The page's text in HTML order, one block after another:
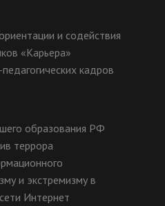
и содействия
«Карьера»
кадров
образования РФ
террора
и экстремизму в
Интернет